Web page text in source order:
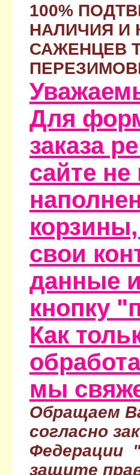
100%
НАЛИЧИЯ И
САЖЕНЦЕВ
Для
заказа
сайте
свои
данные
кнопку
Как
мы
Обращаем
согласно
Федерации
защите